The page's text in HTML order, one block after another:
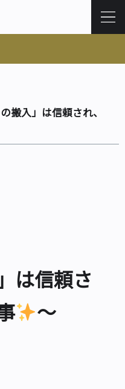
搬入」は信頼され、
は信頼さ
～